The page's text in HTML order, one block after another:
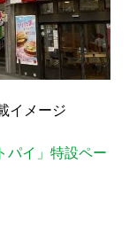
イメージ
イ」特設ペー